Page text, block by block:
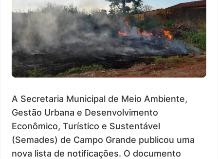
A Secretaria Municipal de Meio Ambiente,
Gestão Urbana e Desenvolvimento
Econômico, Turístico e Sustentável
(Semades) de Campo Grande publicou uma
nova lista de notificações. O documento